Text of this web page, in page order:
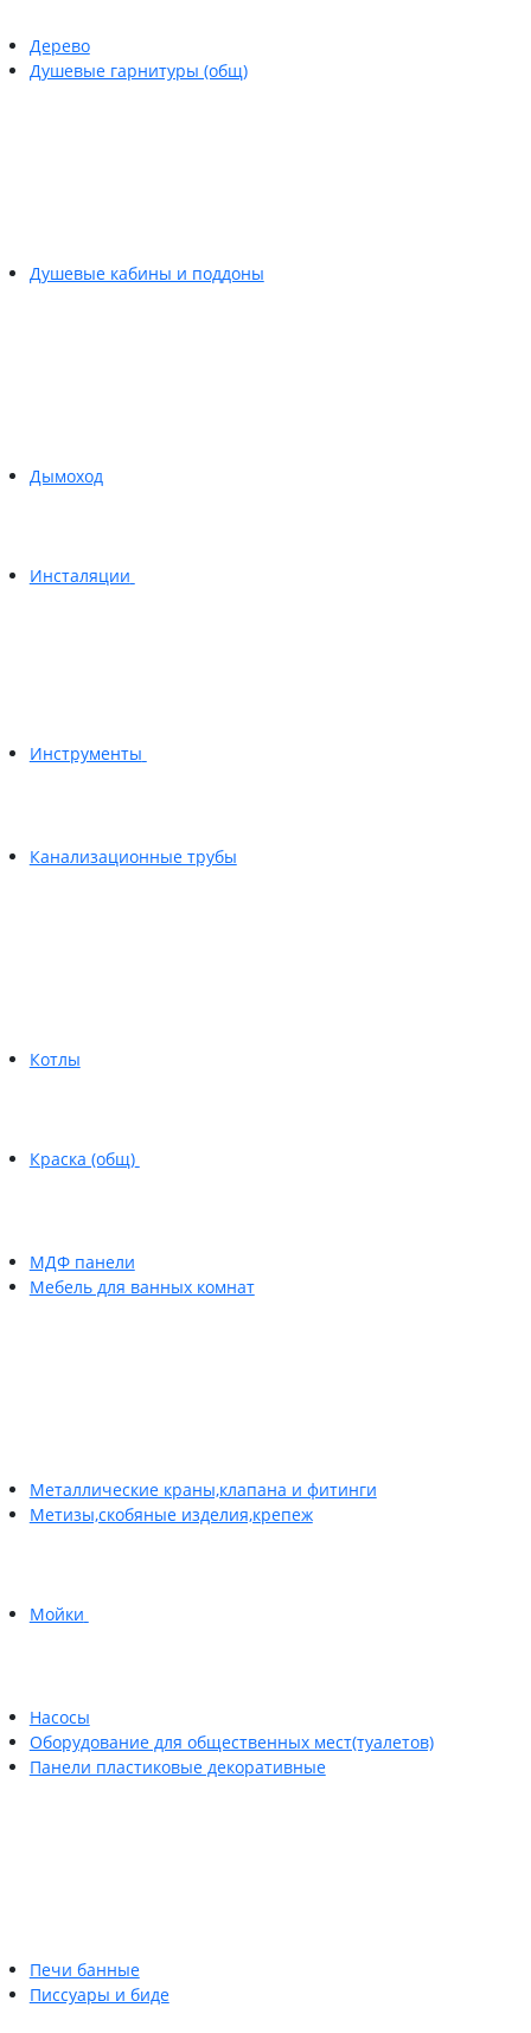
Дерево
Душевые гарнитуры (общ)
Душевые кабины и поддоны
Дымоход
Инсталяции
Инструменты
Канализационные трубы
Котлы
Краска (общ)
МДФ панели
Мебель для ванных комнат
Металлические краны,клапана и фитинги
Метизы,скобяные изделия,крепеж
Мойки
Насосы
Оборудование для общественных мест(туалетов)
Панели пластиковые декоративные
Печи банные
Писсуары и биде